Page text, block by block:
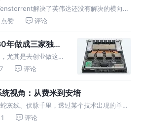
解决了英伟达还没有解决的横向扩
同意这个观点。”
点赞 评论
年做成三家独角
底层逻辑
尤其是去创业做这件
发展、市场需求的判
Knowles显然
7 评论
视角：从费米到安培
灰线、伏脉千里，透过某个技术出现的单点
径，可以更有效地指导后续的技术决策，而
1 评论